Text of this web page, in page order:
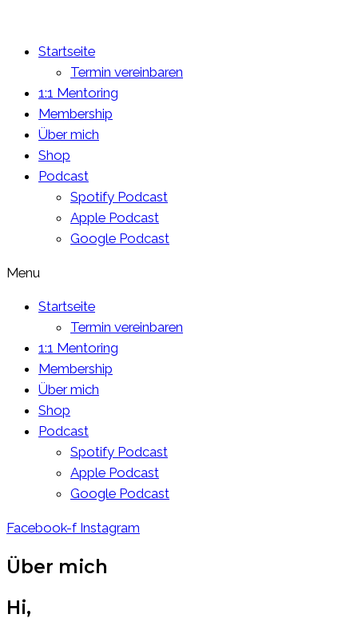
Startseite
Termin vereinbaren
1:1 Mentoring
Membership
Über mich
Shop
Podcast
Spotify Podcast
Apple Podcast
Google Podcast
Menu
Startseite
Termin vereinbaren
1:1 Mentoring
Membership
Über mich
Shop
Podcast
Spotify Podcast
Apple Podcast
Google Podcast
Facebook-f Instagram
Über mich
Hi,